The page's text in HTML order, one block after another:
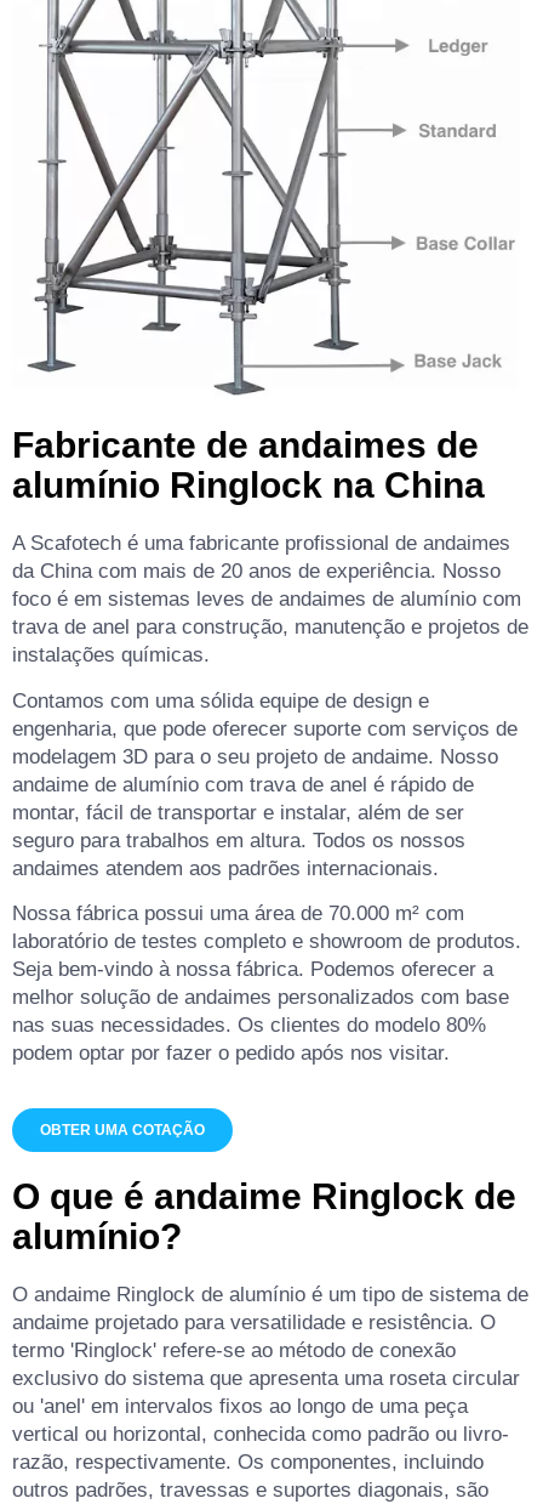
Fabricante de andaimes de
alumínio Ringlock na China
A Scafotech é uma fabricante profissional de andaimes
da China com mais de 20 anos de experiência. Nosso
foco é em sistemas leves de andaimes de alumínio com
trava de anel para construção, manutenção e projetos de
instalações químicas.
Contamos com uma sólida equipe de design e
engenharia, que pode oferecer suporte com serviços de
modelagem 3D para o seu projeto de andaime. Nosso
andaime de alumínio com trava de anel é rápido de
montar, fácil de transportar e instalar, além de ser
seguro para trabalhos em altura. Todos os nossos
andaimes atendem aos padrões internacionais.
Nossa fábrica possui uma área de 70.000 m² com
laboratório de testes completo e showroom de produtos.
Seja bem-vindo à nossa fábrica. Podemos oferecer a
melhor solução de andaimes personalizados com base
nas suas necessidades. Os clientes do modelo 80%
podem optar por fazer o pedido após nos visitar.
OBTER UMA COTAÇÃO
O que é andaime Ringlock de
alumínio?
O andaime Ringlock de alumínio é um tipo de sistema de
andaime projetado para versatilidade e resistência. O
termo 'Ringlock' refere-se ao método de conexão
exclusivo do sistema que apresenta uma roseta circular
ou 'anel' em intervalos fixos ao longo de uma peça
vertical ou horizontal, conhecida como padrão ou livro-
razão, respectivamente. Os componentes, incluindo
outros padrões, travessas e suportes diagonais, são